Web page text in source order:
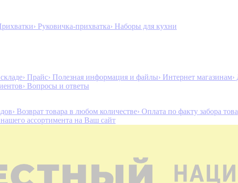
› Руковичка-прихватка› Наборы для кухни
› Прайс› Полезная информация и файлы› Интернет магазинам
› Вопросы и ответы
› Возврат товара в любом количестве› Оплата по факту забора
нашего ассортимента на Ваш сайт